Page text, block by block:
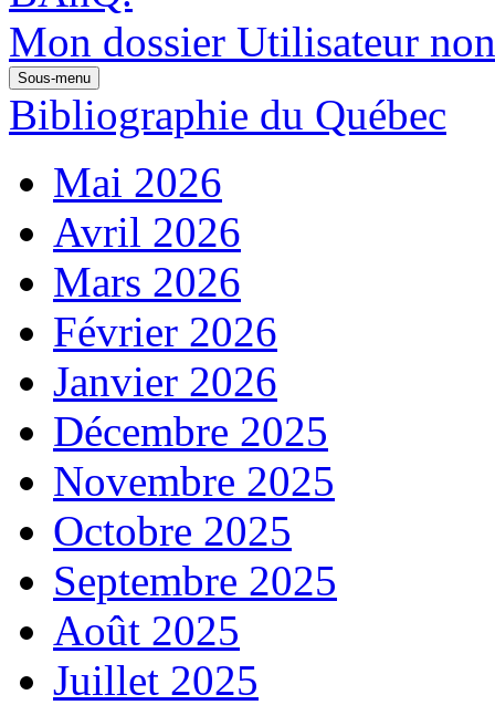
Mon dossier Utilisateur
Sous-menu
Bibliographie du Québec
Mai 2026
Avril 2026
Mars 2026
Février 2026
Janvier 2026
Décembre 2025
Novembre 2025
Octobre 2025
Septembre 2025
Août 2025
Juillet 2025